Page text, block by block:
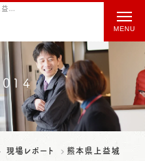
熊本で平屋ならC.デザイン株式会社の熊本県上益城郡N様邸、外壁工事始まりました。をご紹介
現場レポート
熊本県上益城
t
o
g
g
l
e